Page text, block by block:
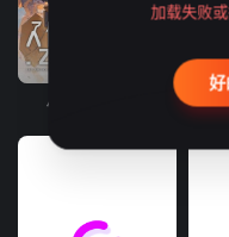
假面骑士加布 假
加载失败
好